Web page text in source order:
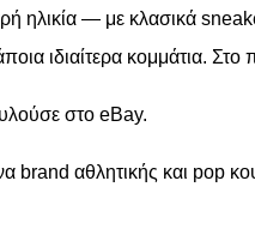
ηλικία — με κλασικά
ιδιαίτερα κομμάτια.
στο eBay.
brand αθλητικής και pop